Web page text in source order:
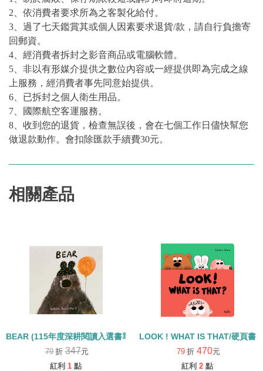
2、依消費者要求所為之客製化給付。
3、過了七天鑑賞其或個人因素要求退貨/款，請自行負擔寄
回郵資。
4、經消費者拆封之影音商品或電腦軟體。
5、非以有形媒介提供之數位內容或一經提供即為完成之線
上服務，經消費者事先同意始提供。
6、已拆封之個人衛生用品。
7、國際航空客運服務。
8、收到您的退貨，檢查無誤後，會在七個工作日儘快幫您
做退款動作。會扣除匯款手續費30元。
相關產品
BEAR (115年度深耕閱讀入選書單)
79 折347元
紅利 1 點
LOOK ! WHAT IS THAT/硬頁書
79 折 470元
紅利 2 點